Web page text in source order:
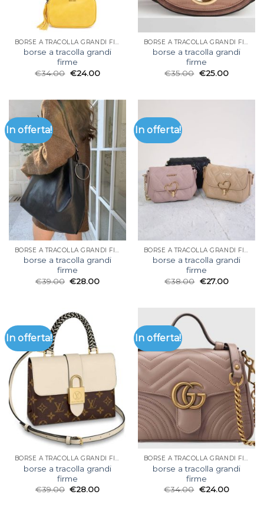
borse a tracolla grandi
firme
€34.00 €24.00
borse a tracolla grandi
firme
€35.00 €25.00
In offerta!
BORSE A TRACOLLA GRANDI FIRME
borse a tracolla grandi
firme
€39.00 €28.00
In offerta!
BORSE A TRACOLLA GRANDI FIRME
borse a tracolla grandi
firme
€38.00 €27.00
In offerta!
BORSE A TRACOLLA GRANDI FIRME
borse a tracolla grandi
firme
€39.00 €28.00
In offerta!
BORSE A TRACOLLA GRANDI FIRME
borse a tracolla grandi
firme
€34.00 €24.00